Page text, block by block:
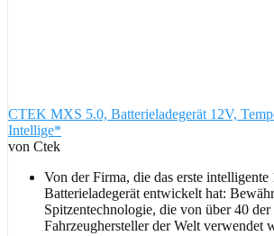
CTEK MXS 5.0, Batterieladegerät 12V,
Intellige*
von Ctek
Von der Firma, die das erste intelligente
Batterieladegerät entwickelt hat:
Spitzentechnologie, die von über 40 der
Fahrzeughersteller der Welt verwendet